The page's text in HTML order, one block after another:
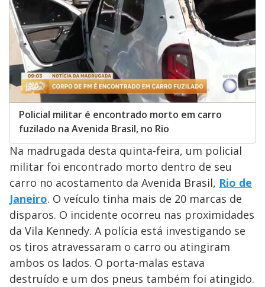
Policial militar é encontrado morto em carro
fuzilado na Avenida Brasil, no Rio
Na madrugada desta quinta-feira, um policial
militar foi encontrado morto dentro de seu
carro no acostamento da Avenida Brasil, Rio de
Janeiro. O veículo tinha mais de 20 marcas de
disparos. O incidente ocorreu nas proximidades
da Vila Kennedy. A polícia está investigando se
os tiros atravessaram o carro ou atingiram
ambos os lados. O porta-malas estava
destruído e um dos pneus também foi atingido.